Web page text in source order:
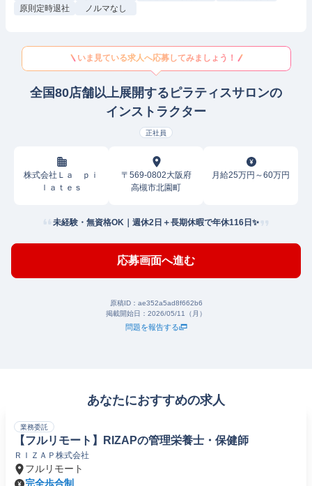
原則定時退社
ノルマなし
いま見ている求人へ応募してみましょう！
全国80店舗以上展開するピラティスサロンの
インストラクター
正社員
株式会社Ｌａ ｐｉ
ｌａｔｅｓ
〒569-0802大阪府
高槻市北園町
月給25万円～60万円
未経験・無資格OK｜週休2日＋長期休暇で年休116日✨
応募画面へ進む
原稿ID： ae352a5ad8f662b6
掲載開始日： 2026/05/11（月）
問題を報告する
あなたにおすすめの求人
業務委託
【フルリモート】RIZAPの管理栄養士・保健師
ＲＩＺＡＰ株式会社
フルリモート
完全歩合制